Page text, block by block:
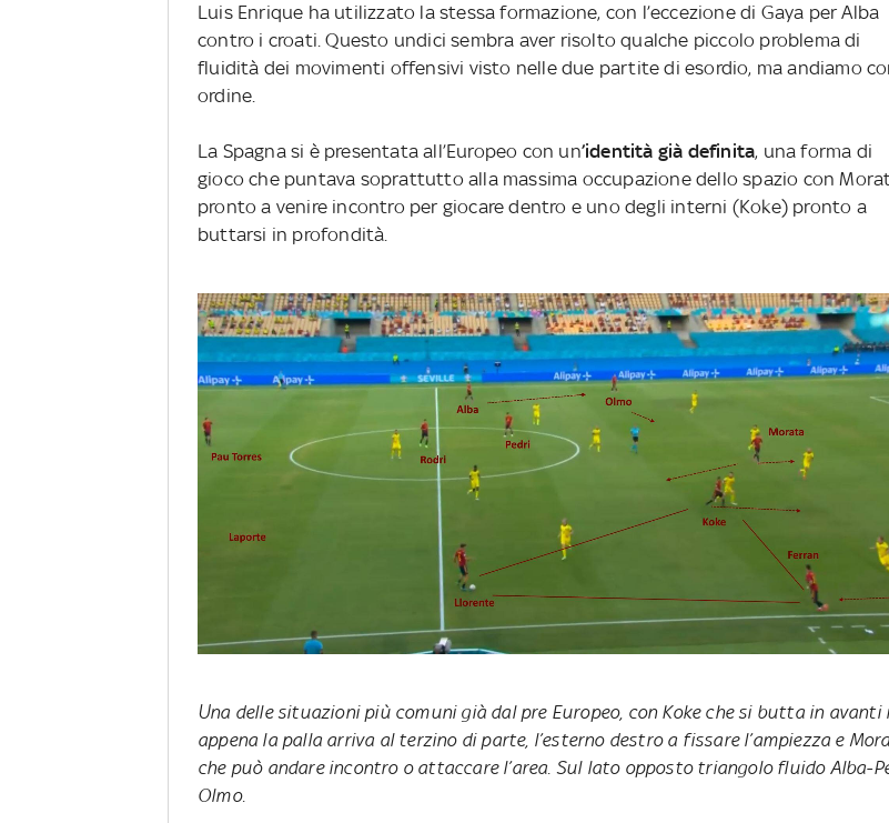
Luis Enrique ha utilizzato la stessa formazione, con l’eccezione di Gaya per Alba
contro i croati. Questo undici sembra aver risolto qualche piccolo problema di
fluidità dei movimenti offensivi visto nelle due partite di esordio, ma andiamo
ordine.
La Spagna si è presentata all’Europeo con un’identità già definita, una forma di
gioco che puntava soprattutto alla massima occupazione dello spazio con
pronto a venire incontro per giocare dentro e uno degli interni (Koke) pronto a
buttarsi in profondità.
Una delle situazioni più comuni già dal pre Europeo, con Koke che si butta in avanti
appena la palla arriva al terzino di parte, l’esterno destro a fissare l’ampiezza e
che può andare incontro o attaccare l’area. Sul lato opposto triangolo fluido Alba-
Olmo.